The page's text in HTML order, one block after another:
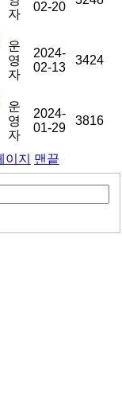
자
02-20
운
영
자
2024-
02-13
3424
운
영
자
2024-
01-29
3816
이지
맨끝